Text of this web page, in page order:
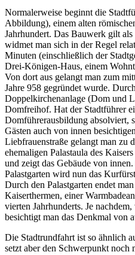
Normalerweise beginnt die
Abbildung), einem alten
Jahrhundert. Das Bauwerk gilt
widmet man sich in der Regel
Minuten (einschließlich der
Drei-Königen-Haus, einem
Von dort aus gelangt man zum
Jahre 958 gegründet wurde.
Doppelkirchenanlage (Dom und
Domfreihof. Hat der Stadtführer
Domführerausbildung absolviert,
Gästen auch von innen
Liebfrauenstraße gelangt man zu
ehemaligen Palastaula des
und zeigt das Gebäude von
Palastgarten wird nun das
Durch den Palastgarten endet
Kaiserthermen, einer
vierten Jahrhunderts. Je
besichtigt man das Denkmal von
Die Stadtrundfahrt ist so ähnlich
setzt aber den Schwerpunkt noch